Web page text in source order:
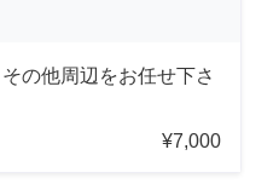
の他周辺をお任せ下さ
¥7,000